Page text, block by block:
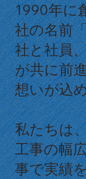
1990年に
社の名前
社と社員
が共に前
想いが込
私たちは
工事の幅
事で実績